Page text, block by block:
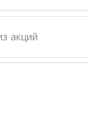
акций